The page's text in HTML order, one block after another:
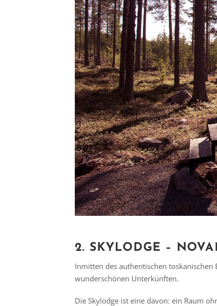
2. SKYLODGE –
Inmitten des authentischen
wunderschönen Unterkünften.
Die Skylodge ist eine davon: ein Raum